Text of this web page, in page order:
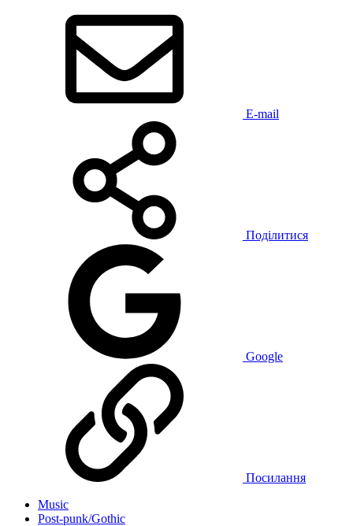
E-mail
Поділитися
Google
Посилання
Music
Post-punk/Gothic